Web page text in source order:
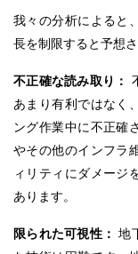
我々の分析によると
長を制限すると予想
不正確な読み取り：
あまり有利ではなく
ング作業中に不正確
やその他のインフラ
ィリティにダメージ
あります。
限られた可視性： 地